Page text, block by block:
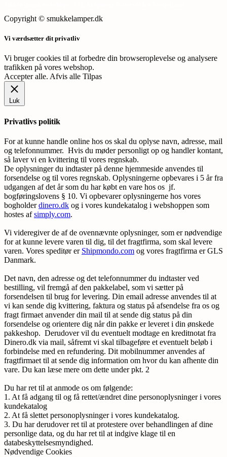
Copyright © smukkelamper.dk
Vi værdsætter dit privatliv
Vi bruger cookies til at forbedre din browseroplevelse og analysere
trafikken på vores webshop.
Accepter alle. Afvis alle Tilpas
Luk
Privatlivs politik
For at kunne handle online hos os skal du oplyse navn, adresse, mail
og telefonnummer. Hvis du møder personligt op og handler kontant,
så laver vi en kvittering til vores regnskab.
De oplysninger du indtaster på denne hjemmeside anvendes til
forsendelse og til vores regnskab. Oplysningerne opbevares i 5 år fra
udgangen af det år som du har købt en vare hos os jf.
bogføringslovens § 10. Vi opbevarer oplysningerne hos vores
bogholderdinero.dk og i vores kundekatalog i webshoppen som
hostes afsimply.com.
Vi videregiver de af de ovennævnte oplysninger, som er nødvendige
for at kunne levere varen til dig, til det fragtfirma, som skal levere
varen. Vores speditør er Shipmondo.com og vores fragtfirma er GLS
Danmark.
Det navn, den adresse og det telefonnummer du indtaster ved
bestilling, vil fremgå af den pakkelabel, som vi sætter på
forsendelsen til brug for levering. Din email adresse anvendes til at
vi kan sende dig kvittering, faktura og status på afsendelse fra os og
fragt firmaet anvender din mail til at sende dig status på din
forsendelse og orientere dig når din pakke er leveret i din ønskede
pakkeshop. Derudover vil du eventuelt modtage en kreditnotat fra
Dinero.dk via mail, såfremt vi skal tilbageføre et eventuelt beløb i
forbindelse med en refundering. Dit mobilnummer anvendes af
fragtfirmaet til at sende dig information om hvor du kan afhente din
vare. Du kan læse mere om dette under pkt. 2
Du har ret til at anmode os om følgende:
1. At få adgang til og få rettet/ændret dine personoplysninger i vores
kundekatalog
2. At få slettet personoplysninger i vores kundekatalog.
3. Du har derudover ret til at protestere over behandlingen af dine
personlige data, og du har ret til at indgive klage til en
databeskyttelsesmyndighed.
Nødvendige Cookies